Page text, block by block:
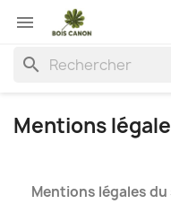

search
Mentions
Mentions légales